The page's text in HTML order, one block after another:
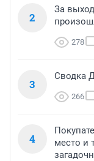
2
За
278
3
Сводка
266
4
место и